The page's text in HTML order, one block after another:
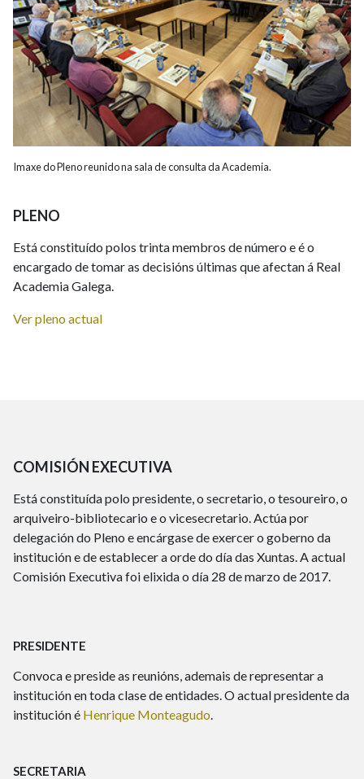
IDENTIDADE CORPORATIVA
MARCIAL DEL ADALID
CASA-MUSEO EMILIA PARDO
BAZÁN
FIGURAS HOMENAXEADAS
HISTORIA
60 ANOS DLG
PRIMAVERA DAS LETRAS
PORTAL DAS PALABRAS
Facebook
TwitterYoutubeInstagram
Bluesky
Imaxe do Pleno reunido na sala de consulta da Academia.
PLENO
Está constituído polos trinta membros de número e é o
encargado de tomar as decisións últimas que afectan á Real
Academia Galega.
Ver pleno actual
COMISIÓN EXECUTIVA
Está constituída polo presidente, o secretario, o tesoureiro, o
arquiveiro-bibliotecario e o vicesecretario. Actúa por
delegación do Pleno e encárgase de exercer o goberno da
institución e de establecer a orde do día das Xuntas. A actual
Comisión Executiva foi elixida o día 28 de marzo de 2017.
PRESIDENTE
Convoca e preside as reunións, ademais de representar a
institución en toda clase de entidades. O actual presidente da
institución é Henrique Monteagudo.
SECRETARIA